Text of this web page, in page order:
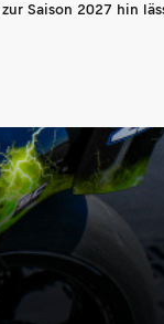
Saison 2027 hin